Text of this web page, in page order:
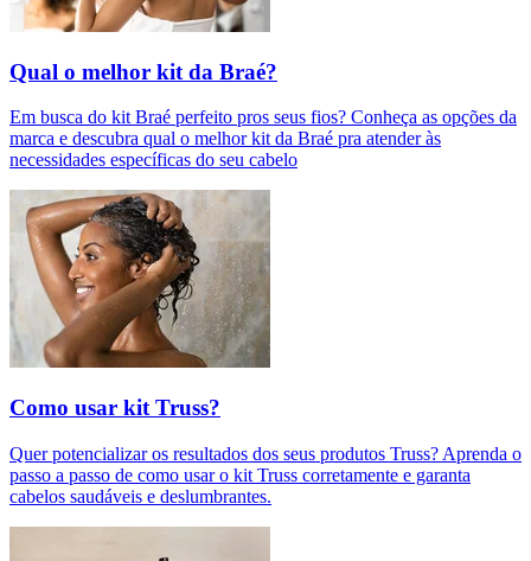
Qual o melhor kit da Braé?
Em busca do kit Braé perfeito pros seus fios? Conheça as opções da
marca e descubra qual o melhor kit da Braé pra atender às
necessidades específicas do seu cabelo
Como usar kit Truss?
Quer potencializar os resultados dos seus produtos Truss? Aprenda o
passo a passo de como usar o kit Truss corretamente e garanta
cabelos saudáveis e deslumbrantes.